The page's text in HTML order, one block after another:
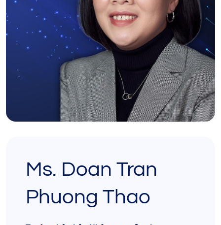
Ms. Doan Tran
Phuong Thao